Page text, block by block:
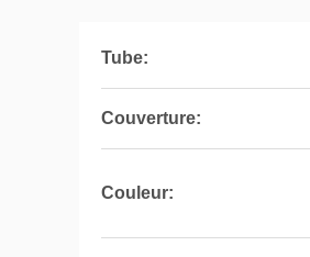
Tube:
Couverture:
Couleur: